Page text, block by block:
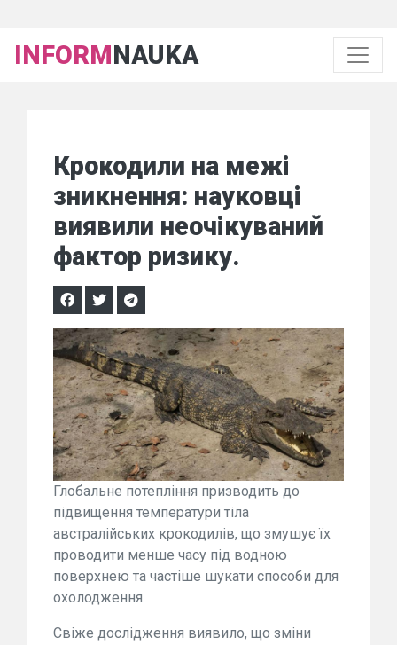
INFORMNAUKA
Крокодили на межі
зникнення: науковці
виявили неочікуваний
фактор ризику.
Глобальне потепління призводить до
підвищення температури тіла
австралійських крокодилів, що змушує їх
проводити менше часу під водною
поверхнею та частіше шукати способи для
охолодження.
Свіже дослідження виявило, що зміни